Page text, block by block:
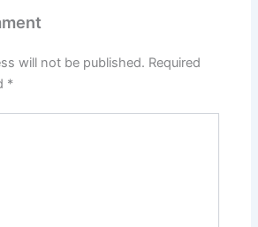
will not be published. Required
*